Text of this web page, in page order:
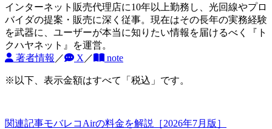
インターネット販売代理店に10年以上勤務し、光回線やプロ
バイダの提案・販売に深く従事。現在はその長年の実務経験
を武器に、ユーザーが本当に知りたい情報を届けるべく『ト
クハヤネット』を運営。
著者情報 ／ X ／ note
※以下、表示金額はすべて「税込」です。
関連記事モバレコAirの料金を解説［2026年7月版］